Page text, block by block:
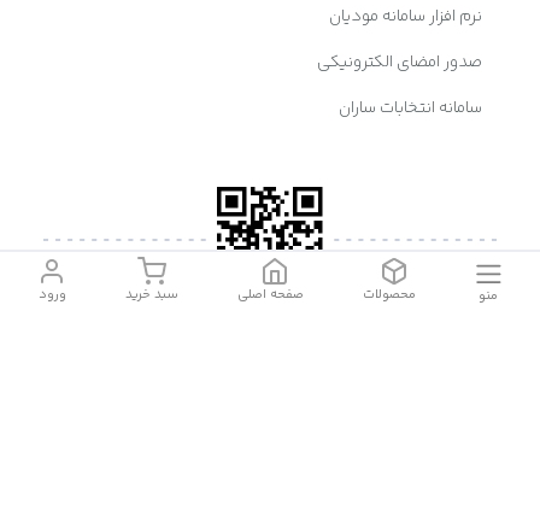
منو محصولات صفحه اصلی سبد خرید ورود
نرم افزار سامانه مودیان
صدور امضای الکترونیکی
سامانه انتخابات ساران